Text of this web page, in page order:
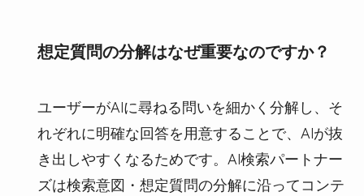
想定質問の分解はなぜ重要なのですか？
ユーザーがAIに尋ねる問いを細かく分解し、そ
れぞれに明確な回答を用意することで、AIが抜
き出しやすくなるためです。AI検索パートナー
ズは検索意図・想定質問の分解に沿ってコンテ